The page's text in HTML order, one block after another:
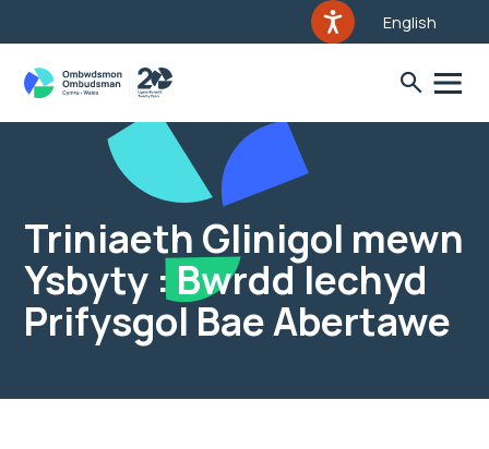
English
Triniaeth Glinigol mewn
Ysbyty : Bwrdd Iechyd
Prifysgol Bae Abertawe